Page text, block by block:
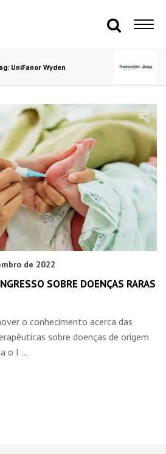
UniFanor Wyden
de 2022
SOBRE DOENÇAS RARAS
o conhecimento acerca das
sobre doenças de origem
o I ...